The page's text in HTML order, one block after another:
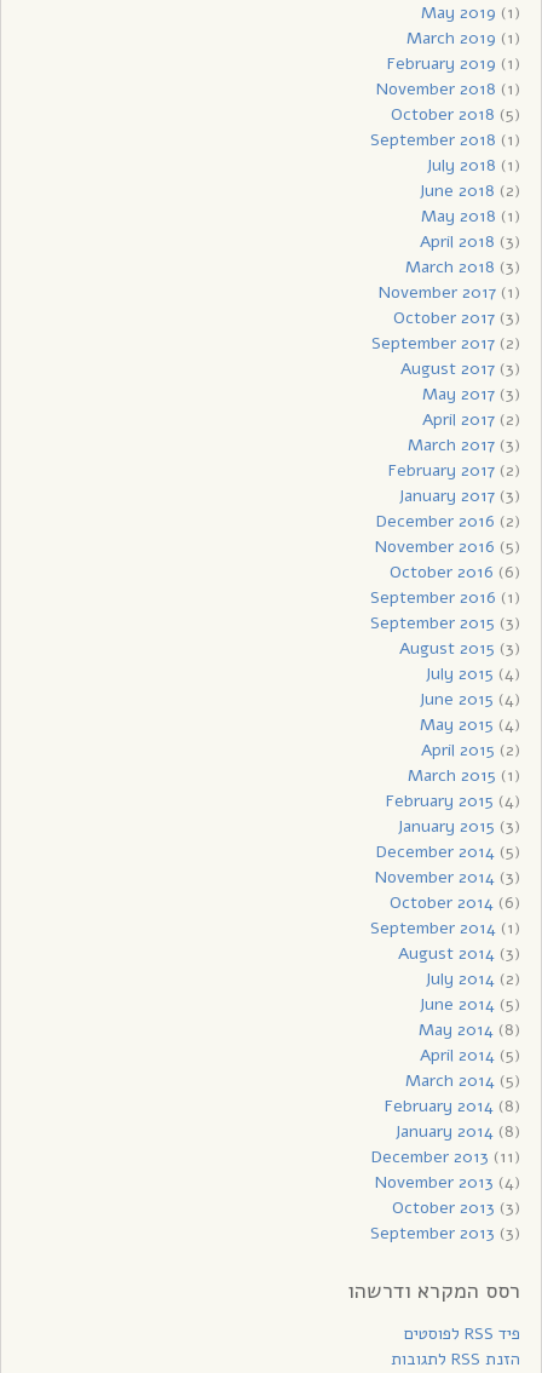
May 2019 (1)
March 2019 (1)
February 2019 (1)
November 2018 (1)
October 2018 (5)
September 2018 (1)
July 2018 (1)
June 2018 (2)
May 2018 (1)
April 2018 (3)
March 2018 (3)
November 2017(1)
October 2017(3)
September 2017(2)
August 2017(3)
May 2017(3)
April 2017(2)
March 2017(3)
February 2017(2)
January 2017(3)
December 2016 (2)
November 2016 (5)
October 2016 (6)
September 2016 (1)
September 2015 (3)
August 2015 (3)
July 2015 (4)
June 2015 (4)
May 2015 (4)
April 2015 (2)
March 2015 (1)
February 2015 (4)
January 2015 (3)
December 2014(5)
November 2014(3)
October 2014(6)
September 2014(1)
August 2014(3)
July 2014(2)
June 2014(5)
May 2014(8)
April 2014(5)
March 2014(5)
February 2014(8)
January 2014(8)
December 2013 (11)
November 2013 (4)
October 2013 (3)
September 2013 (3)
רסס המקרא ודרשהו
פיד RSS לפוסטים
הזנת RSS לתגובות